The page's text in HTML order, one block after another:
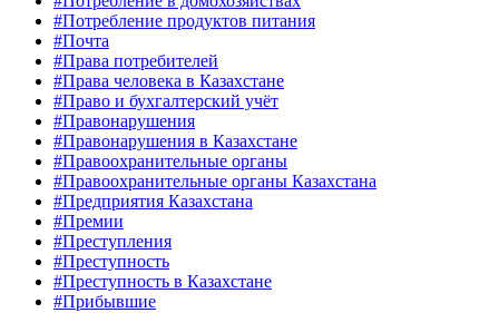
#Потребление продуктов питания
#Почта
#Права потребителей
#Права человека в Казахстане
#Право и бухгалтерский учёт
#Правонарушения
#Правонарушения в Казахстане
#Правоохранительные органы
#Правоохранительные органы Казахстана
#Предприятия Казахстана
#Премии
#Преступления
#Преступность
#Преступность в Казахстане
#Прибывшие